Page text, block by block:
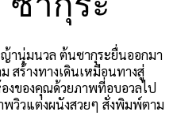
ญ้านุ่มนวล ต้นซากุระยื่นออกมา
สร้างทางเดินเหมือนทางสู่
งของคุณด้วยภาพที่อบอวลไป
พวิวแต่งผนังสวยๆ สั่งพิมพ์ตาม